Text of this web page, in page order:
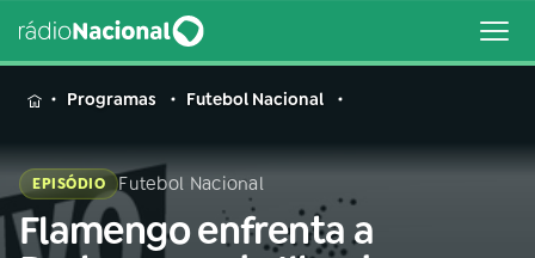
MENU
Buscar
na
Programas Futebol Nacional
EPISÓDIO Futebol Nacional
Flamengo enfrenta a